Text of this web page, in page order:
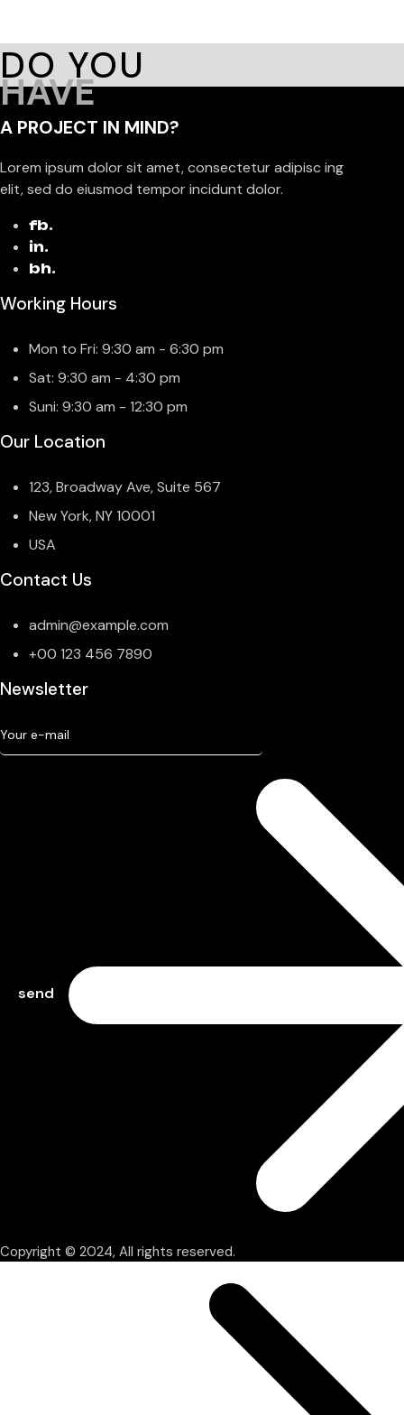
DO YOU
HAVE
A PROJECT IN MIND?
Lorem ipsum dolor sit amet, consectetur adipisc ing
elit, sed do eiusmod tempor incidunt dolor.
fb.
in.
bh.
Working Hours
Mon to Fri: 9:30 am - 6:30 pm
Sat: 9:30 am - 4:30 pm
Suni: 9:30 am - 12:30 pm
Our Location
123, Broadway Ave, Suite 567
New York, NY 10001
USA
Contact Us
admin@example.com
+00 123 456 7890
Newsletter
send
Copyright © 2024, All rights reserved.